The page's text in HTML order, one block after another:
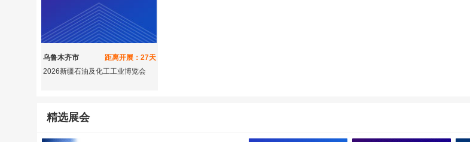
乌鲁木齐市
距离开展：27天
2026新疆石油及化工工业博览会
精选展会